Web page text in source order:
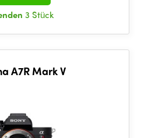
3 Stück
A7R Mark V